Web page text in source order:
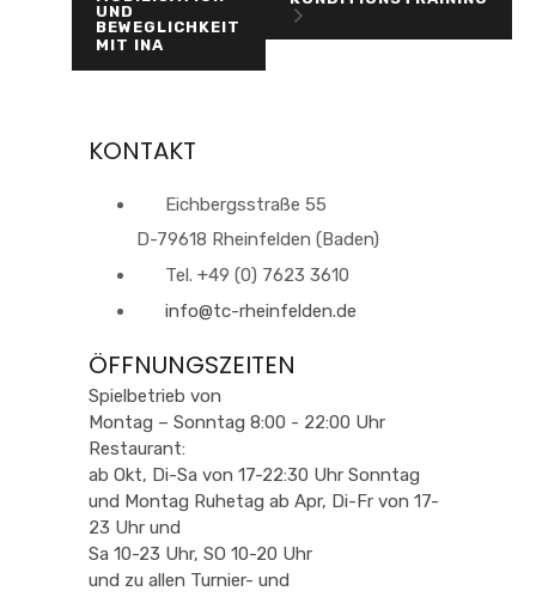
UND
BEWEGLICHKEIT
MIT INA
KONTAKT
Eichbergsstraße 55
D-79618 Rheinfelden (Baden)
Tel. +49 (0) 7623 3610
info@tc-rheinfelden.de
ÖFFNUNGSZEITEN
Spielbetrieb von
Montag – Sonntag 8:00 - 22:00 Uhr
Restaurant:
ab Okt, Di-Sa von 17-22:30 Uhr Sonntag
und Montag Ruhetag ab Apr, Di-Fr von 17-
23 Uhr und
Sa 10-23 Uhr, SO 10-20 Uhr
und zu allen Turnier- und